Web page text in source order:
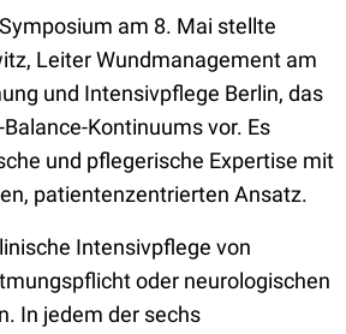
am 8. Mai stellte
Leiter Wundmanagement am
und Intensivpflege Berlin, das
Kontinuums vor. Es
und pflegerische Expertise mit
patientenzentrierten Ansatz.
Intensivpflege von
oder neurologischen
In jedem der sechs